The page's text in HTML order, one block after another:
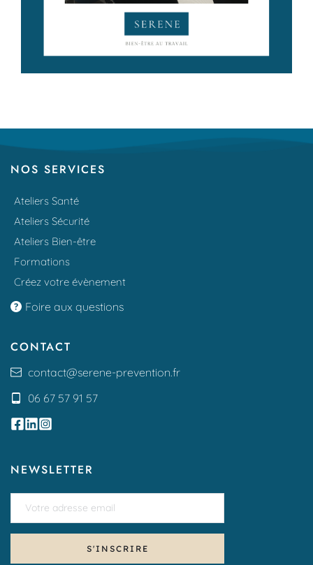
NOS SERVICES
Ateliers Santé
Ateliers Sécurité
Ateliers Bien-être
Formations
Créez votre évènement
Foire aux questions
CONTACT
contact@serene-prevention.fr
06 67 57 91 57
NEWSLETTER
S'INSCRIRE